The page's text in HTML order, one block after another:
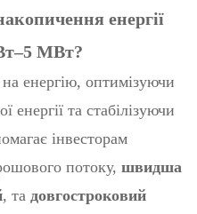
енергії
МВт?
енергію, оптимізуючи
енергії та стабілізуючи
інвесторам
потоку, швидша
, та довгостроковий